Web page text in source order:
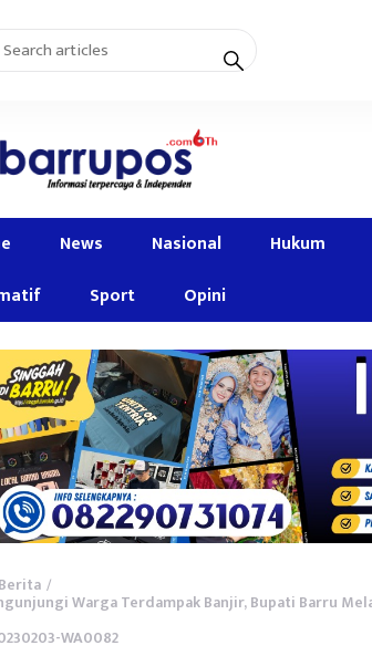
News Nasional Hukum
Sport Opini
Berita /
Warga Terdampak Banjir, Bupati Barru
WA0082